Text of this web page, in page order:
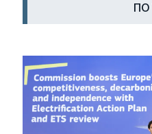
ПО